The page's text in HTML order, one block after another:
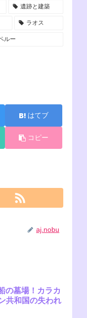
遺跡と建築
ラオス
ルー
はてブ
コピー
aj.nobu
の墓場！カラカ
共和国の失われ